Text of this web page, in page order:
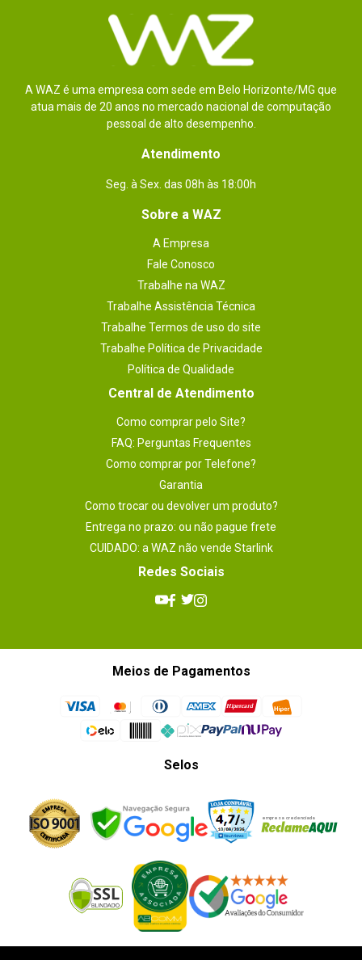
A WAZ é uma empresa com sede em Belo Horizonte/MG que
atua mais de 20 anos no mercado nacional de computação
pessoal de alto desempenho.
Atendimento
Seg. à Sex. das 08h às 18:00h
Sobre a WAZ
A Empresa
Fale Conosco
Trabalhe na WAZ
Trabalhe Assistência Técnica
Trabalhe Termos de uso do site
Trabalhe Política de Privacidade
Política de Qualidade
Central de Atendimento
Como comprar pelo Site?
FAQ: Perguntas Frequentes
Como comprar por Telefone?
Garantia
Como trocar ou devolver um produto?
Entrega no prazo: ou não pague frete
CUIDADO: a WAZ não vende Starlink
Redes Sociais
Meios de Pagamentos
Selos